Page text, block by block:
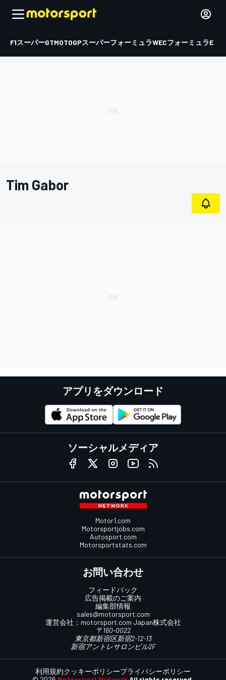
F1スーパーGTMOTOGPスーパーフォーミュラWECフォーミュラE
Tim Gabor
アプリをダウンロード
ソーシャルメディア
Motor1.com
Motorsportjobs.com
Autosport.com
Motorsportstats.com
お問い合わせ
フィードバック
広告掲載のご案内
編集部情報
sales@motorsport.com
運営会社： motorsport.com Japan株式会社
〒160-0022
東京都新宿区新宿2-12-13
新宿アントレサロンビル2F
利用規約クッキーポリシープライバシーポリシー